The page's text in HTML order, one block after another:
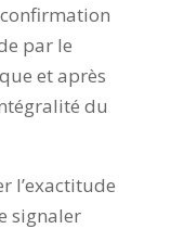
confirmation
par le
et après
du
l’exactitude
signaler